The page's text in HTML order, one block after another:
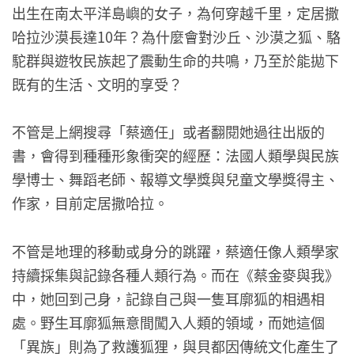
出生在南太平洋島嶼的女子，為何穿越千里，定居撒
哈拉沙漠長達10年？為什麼會對沙丘、沙漠之狐、駱
駝群與遊牧民族起了震動生命的共鳴，乃至於能拋下
既有的生活、文明的享受？
不管是上網搜尋「蔡適任」或者翻閱她過往出版的
書，會得到種種形象衝突的經歷：法國人類學與民族
學博士、舞蹈老師、報導文學獎與兒童文學獎得主、
作家，目前定居撒哈拉。
不管是地理的移動或身分的跳躍，蔡適任像人類學家
持續採集與記錄各種人類行為。而在《蔡金麥與我》
中，她回到己身，記錄自己與一隻耳廓狐的相遇相
處。野生耳廓狐無意間闖入人類的領域，而她這個
「異族」則為了救護狐狸，與貝都因傳統文化產生了